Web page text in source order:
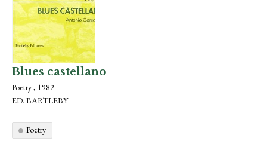
Blues castellano
Poetry , 1982
ED. BARTLEBY
Poetry